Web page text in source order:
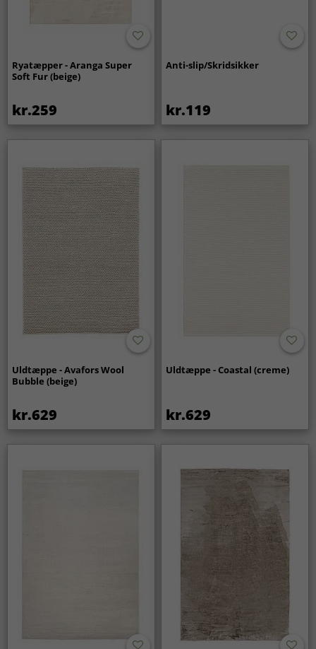
Ryatæpper - Aranga Super
Soft Fur (beige)
kr.259
Anti-slip/Skridsikker
kr.119
Uldtæppe - Avafors Wool
Bubble (beige)
kr.629
Uldtæppe - Coastal (creme)
kr.629